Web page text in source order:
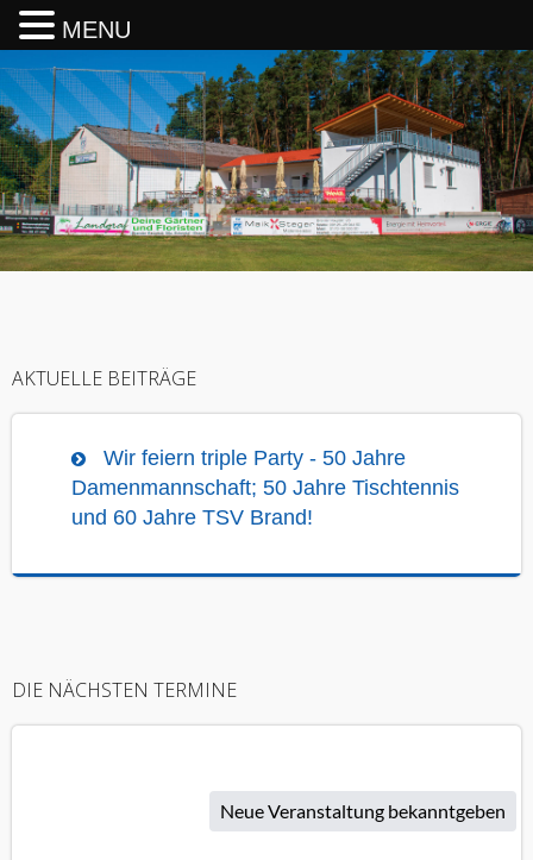
AKTUELLE BEITRÄGE
Wir feiern triple Party - 50 Jahre
Damenmannschaft; 50 Jahre Tischtennis
und 60 Jahre TSV Brand!
DIE NÄCHSTEN TERMINE
MENU